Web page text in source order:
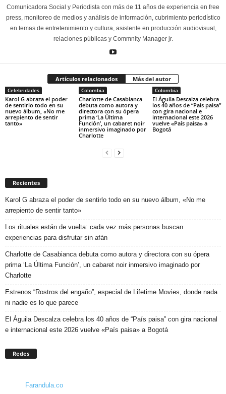
Comunicadora Social y Periodista con más de 11 años de experiencia en free
press, monitoreo de medios y análisis de información, cubrimiento periodístico
en temas de entretenimiento y cultura, asistente en producción audiovisual,
relaciones públicas y Commnity Manager jr.
Artículos relacionados Más del autor
Celebridades
Karol G abraza el poder
de sentirlo todo en su
nuevo álbum, «No me
arrepiento de sentir
tanto»
Colombia
Charlotte de Casabianca
debuta como autora y
directora con su ópera
prima ‘La Última
Función’, un cabaret noir
inmersivo imaginado por
Charlotte
Colombia
El Águila Descalza celebra
los 40 años de “País paisa”
con gira nacional e
internacional este 2026
vuelve «País paisa» a
Bogotá
Recientes
Karol G abraza el poder de sentirlo todo en su nuevo álbum, «No me
arrepiento de sentir tanto»
Los rituales están de vuelta: cada vez más personas buscan
experiencias para disfrutar sin afán
Charlotte de Casabianca debuta como autora y directora con su ópera
prima ‘La Última Función’, un cabaret noir inmersivo imaginado por
Charlotte
Estrenos “Rostros del engaño”, especial de Lifetime Movies, donde nada
ni nadie es lo que parece
El Águila Descalza celebra los 40 años de “País paisa” con gira nacional
e internacional este 2026 vuelve «País paisa» a Bogotá
Redes
Farandula.co